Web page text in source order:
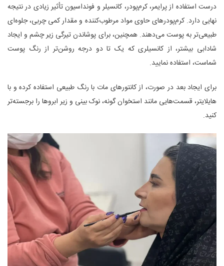
درست استفاده از پرایمر، کرم‌پودر، کانسیلر و فونداسیون تأثیر زیادی در نتیجه
نهایی دارد. کرم‌پودرهای حاوی مواد مرطوب‌کننده و مقدار کمی چربی، جلوه‌ای
طبیعی‌تر به پوست می‌دهند. همچنین، برای پوشاندن تیرگی زیر چشم و ایجاد
شادابی بیشتر، از کانسیلری که یک تا دو درجه روشن‌تر از رنگ پوست
شماست، استفاده نمایید.
برای ایجاد بعد در صورت، از کانتورهای مات با رنگ طبیعی استفاده کرده و با
هایلایتر، قسمت‌هایی مانند استخوان گونه، نوک بینی و زیر ابروها را برجسته‌تر
کنید.